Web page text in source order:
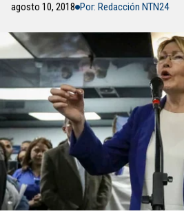
agosto 10, 2018 Por: Redacción NTN24